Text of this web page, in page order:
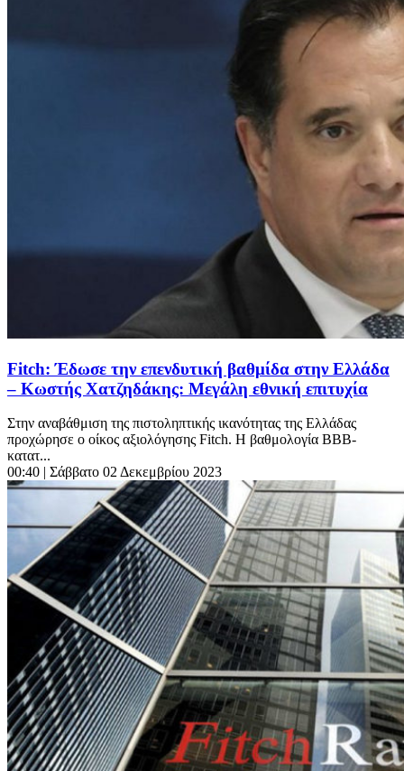
Fitch: Έδωσε την επενδυτική βαθμίδα στην Ελλάδα
– Κωστής Χατζηδάκης: Μεγάλη εθνική επιτυχία
Στην αναβάθμιση της πιστοληπτικής ικανότητας της Ελλάδας
προχώρησε ο οίκος αξιολόγησης Fitch. H βαθμολογία ΒΒΒ-
κατατ...
00:40 | Σάββατο 02 Δεκεμβρίου 2023